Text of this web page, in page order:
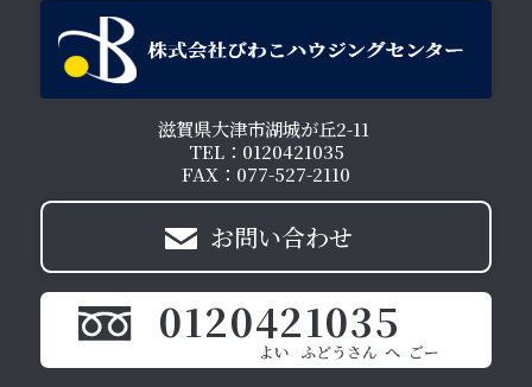
滋賀県大津市湖城が丘2-11
TEL：0120421035
FAX：077-527-2110
お問い合わせ
0120421035